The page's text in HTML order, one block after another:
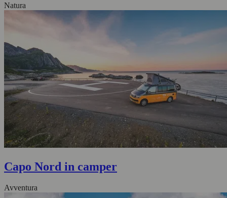
Natura
Capo Nord in camper
Avventura